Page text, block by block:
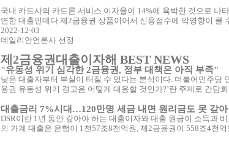
국내 카드사의 카드론 서비스 이자율이 14%에 육박한 것으로
연한 대출인데다 제2금융권 상품이어서 신용점수에 악영향이 클
2022-12-03
데일리안언론사 선정
제2금융권대출이자해 BEST NEWS
"유동성 위기 심각한 2금융권, 정부 대책은 아직 부족"
낮은 대출자부터 부실이 터질 수 있다는 분석이다. 더불어민주당
융권 유동성 위기 경고음 어떻게 대응할 것인가?’란 주제로 간담
대출금리 7%시대…120만명 세금 내면 원리금도 못 갚아
DSR이란 1년 동안 갚아야 하는 대출이자와 대출 원금이 소득과
의 가계 대출은 은행이 1천57조8천억원, 제2금융권이 558조4천